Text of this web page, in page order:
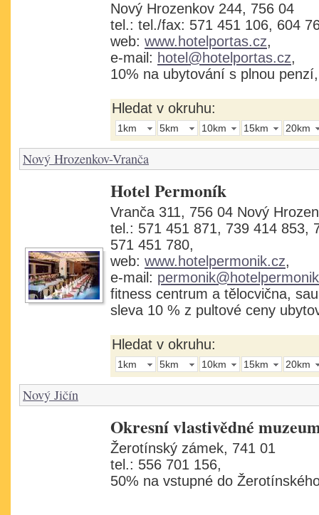
Nový Hrozenkov 244, 756 04
tel.: tel./fax: 571 451 106, 604
web: www.hotelportas.cz,
e-mail: hotel@hotelportas.cz,
10% na ubytování s plnou
Hledat v okruhu:
1km 5km 10km 15km 20km
Nový Hrozenkov-Vranča
Hotel Permoník
Vranča 311, 756 04 Nový
tel.: 571 451 871, 739 414 853,
571 451 780,
web: www.hotelpermonik.cz,
e-mail:
fitness centrum a tělocvična,
sleva 10 % z pultové ceny
Hledat v okruhu:
1km 5km 10km 15km 20km
Nový Jičín
Okresní vlastivědné
Žerotínský zámek, 741 01
tel.: 556 701 156,
50% na vstupné do